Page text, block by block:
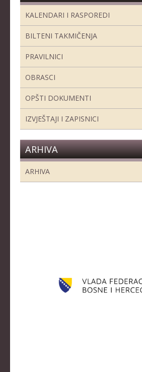
MLAĐI KADETI
MLAĐE KADETKINJE
NAJMLAĐI KADETI
BILTENI TAKMIČENJA
PRAVILNICI
OBRASCI
KALENDARI I RASPOREDI
BILTENI TAKMIČENJA
PRAVILNICI
OBRASCI
OPŠTI DOKUMENTI
IZVJEŠTAJI I ZAPISNICI
ARHIVA
ARHIVA